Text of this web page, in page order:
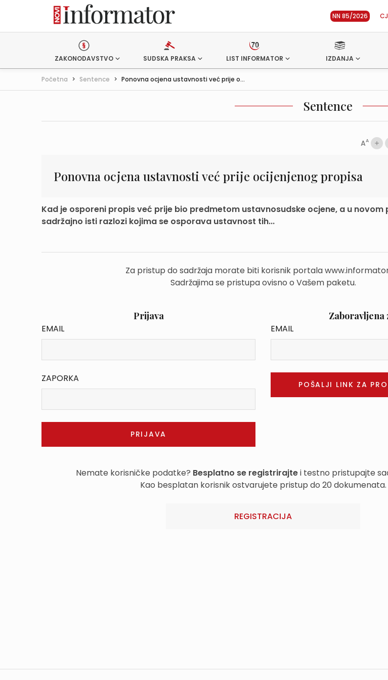
NN 85/2026
ZAKONODAVSTVO SUDSKA PRAKSA LIST INFORMATOR IZDANJA
Početna > Sentence > Ponovna ocjena ustavnosti već prije o...
Sentence
AA
Ponovna ocjena ustavnosti već prije ocijenjenog propisa
Kad je osporeni propis već prije bio predmetom ustavnosudske ocjene, a u novom
sadržajno isti razlozi kojima se osporava ustavnost tih...
Za pristup do sadržaja morate biti korisnik portala
Sadržajima se pristupa ovisno o Vašem paketu.
Prijava
EMAIL
ZAPORKA
Zaboravljena
EMAIL
Nemate korisničke podatke? Besplatno se registrirajtei testno pristupajte
Kao besplatan korisnik ostvarujete pristup do 20 dokumenata.
REGISTRACIJA